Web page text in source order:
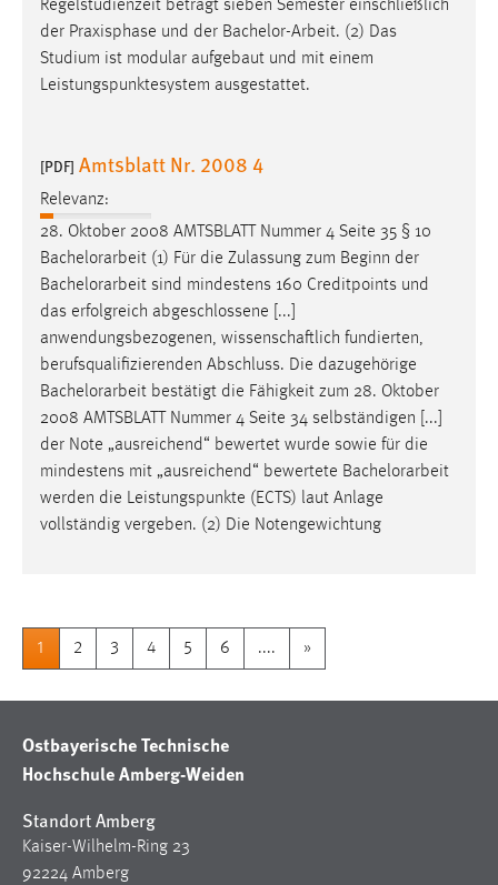
Regelstudienzeit beträgt sieben Semester einschließlich
der Praxisphase und der Bachelor-Arbeit. (2) Das
Studium ist modular aufgebaut und mit einem
Leistungspunktesystem ausgestattet.
[PDF] Amtsblatt Nr. 2008 4
Relevanz:
28. Oktober 2008 AMTSBLATT Nummer 4 Seite 35 § 10
Bachelorarbeit (1) Für die Zulassung zum Beginn der
Bachelorarbeit sind mindestens 160 Creditpoints und
das erfolgreich abgeschlossene [...]
anwendungsbezogenen, wissenschaftlich fundierten,
berufsqualifizierenden Abschluss. Die dazugehörige
Bachelorarbeit bestätigt die Fähigkeit zum 28. Oktober
2008 AMTSBLATT Nummer 4 Seite 34 selbständigen [...]
der Note „ausreichend“ bewertet wurde sowie für die
mindestens mit „ausreichend“ bewertete Bachelorarbeit
werden die Leistungspunkte (ECTS) laut Anlage
vollständig vergeben. (2) Die Notengewichtung
1 2 3 4 5 6 .... »
Ostbayerische Technische
Hochschule Amberg-Weiden
Standort Amberg
Kaiser-Wilhelm-Ring 23
92224 Amberg